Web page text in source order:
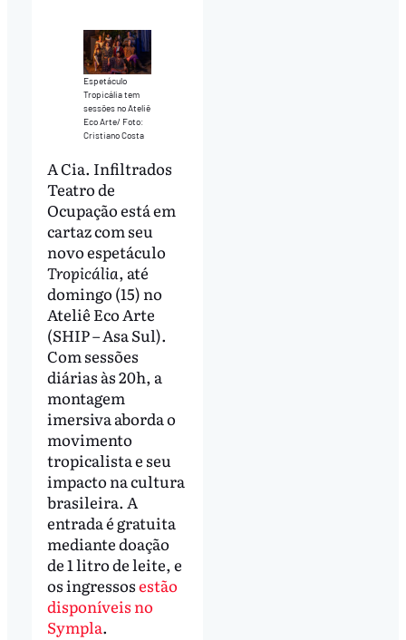
Espetáculo
Tropicália tem
sessões no Ateliê
Eco Arte/ Foto:
Cristiano Costa
A Cia. Infiltrados
Teatro de
Ocupação está em
cartaz com seu
novo espetáculo
Tropicália, até
domingo (15) no
Ateliê Eco Arte
(SHIP – Asa Sul).
Com sessões
diárias às 20h, a
montagem
imersiva aborda o
movimento
tropicalista e seu
impacto na cultura
brasileira. A
entrada é gratuita
mediante doação
de 1 litro de leite, e
os ingressosestão
disponíveis no
Sympla.